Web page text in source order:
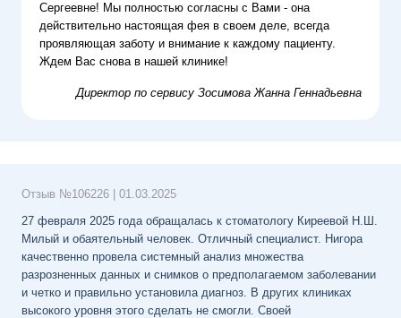
Сергеевне! Мы полностью согласны с Вами - она
действительно настоящая фея в своем деле, всегда
проявляющая заботу и внимание к каждому пациенту.
Ждем Вас снова в нашей клинике!
Директор по сервису Зосимова Жанна Геннадьевна
Отзыв №106226
01.03.2025
27 февраля 2025 года обращалась к стоматологу Киреевой Н.Ш.
Милый и обаятельный человек. Отличный специалист. Нигора
качественно провела системный анализ множества
разрозненных данных и снимков о предполагаемом заболевании
и четко и правильно установила диагноз. В других клиниках
высокого уровня этого сделать не смогли. Своей